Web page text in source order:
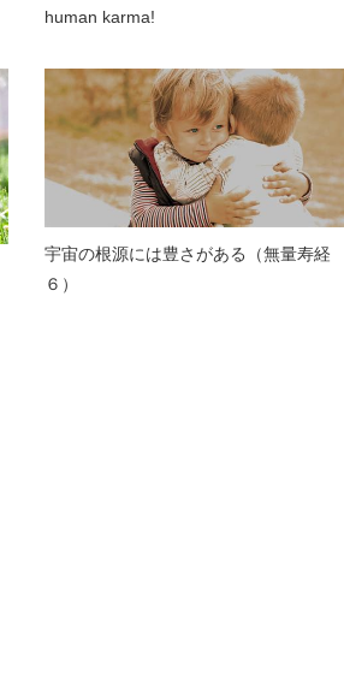
human karma!
宇宙の根源には豊さがある（無量寿経
６）